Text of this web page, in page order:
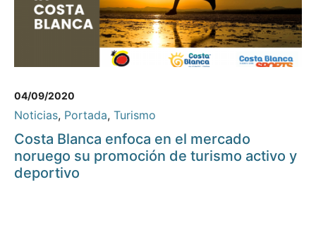
04/09/2020
Noticias, Portada, Turismo
Costa Blanca enfoca en el mercado
noruego su promoción de turismo activo y
deportivo